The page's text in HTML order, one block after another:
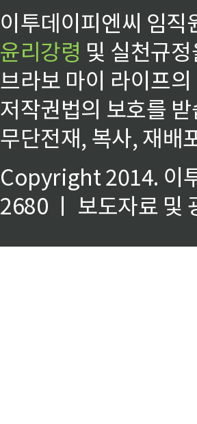
이투데이피엔씨 임
윤리강령 및 실천규
브라보 마이 라이프
저작권법의 보호를
무단전재, 복사, 재배
Copyright 2014. 이
2680 ㅣ 보도자료